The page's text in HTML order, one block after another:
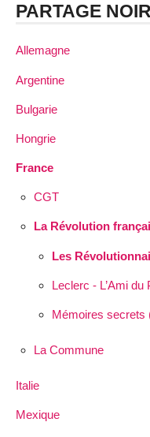
PARTAGE NOIR
Allemagne
Argentine
Bulgarie
Hongrie
France
CGT
La Révolution
Les
Leclerc - L’Ami du
Mémoires secrets
La Commune
Italie
Mexique